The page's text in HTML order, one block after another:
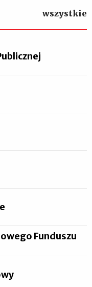
wszystkie
Funduszu